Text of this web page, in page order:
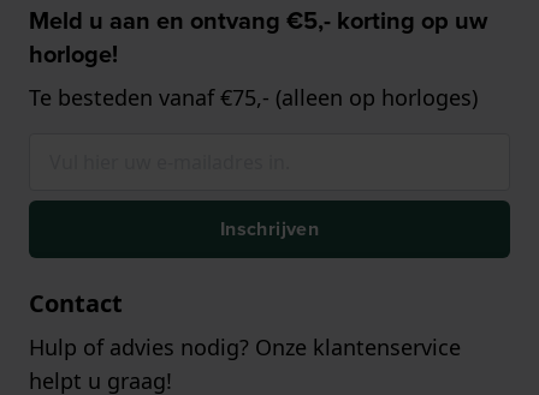
Meld u aan en ontvang €5,- korting op uw
horloge!
Te besteden vanaf €75,- (alleen op horloges)
Inschrijven
Contact
Hulp of advies nodig? Onze klantenservice
helpt u graag!